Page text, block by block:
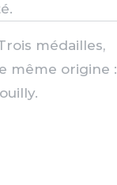
médailles,
même origine :